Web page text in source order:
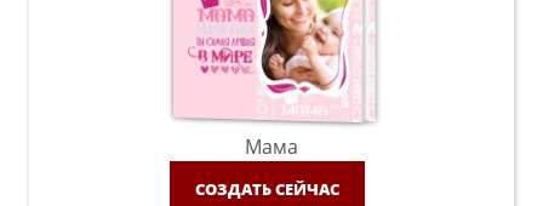
Мама
СОЗДАТЬ СЕЙЧАС